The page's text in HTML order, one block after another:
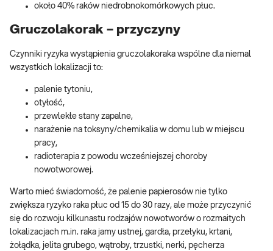
około 40% raków niedrobnokomórkowych płuc.
Gruczolakorak – przyczyny
Czynniki ryzyka wystąpienia gruczolakoraka wspólne dla niemal
wszystkich lokalizacji to:
palenie tytoniu,
otyłość,
przewlekłe stany zapalne,
narażenie na toksyny/chemikalia w domu lub w miejscu
pracy,
radioterapia z powodu wcześniejszej choroby
nowotworowej.
Warto mieć świadomość, że palenie papierosów nie tylko
zwiększa ryzyko raka płuc od 15 do 30 razy, ale może przyczynić
się do rozwoju kilkunastu rodzajów nowotworów o rozmaitych
lokalizacjach m.in. raka jamy ustnej, gardła, przełyku, krtani,
żołądka, jelita grubego, wątroby, trzustki, nerki, pęcherza